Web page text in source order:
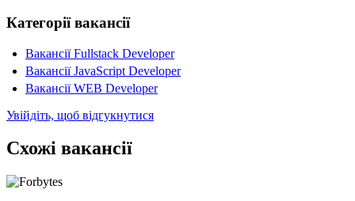
Категорії вакансії
Вакансії Fullstack Developer
Вакансії JavaScript Developer
Вакансії WEB Developer
Увійдіть, щоб відгукнутися
Схожі вакансії